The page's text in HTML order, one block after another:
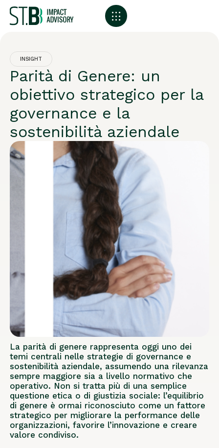
INSIGHT
Parità di Genere: un
obiettivo strategico per la
governance e la
sostenibilità aziendale
La parità di genere rappresenta oggi uno dei
temi centrali nelle strategie di governance e
sostenibilità aziendale, assumendo una rilevanza
sempre maggiore sia a livello normativo che
operativo. Non si tratta più di una semplice
questione etica o di giustizia sociale: l’equilibrio
di genere è ormai riconosciuto come un fattore
strategico per migliorare la performance delle
organizzazioni, favorire l’innovazione e creare
valore condiviso.